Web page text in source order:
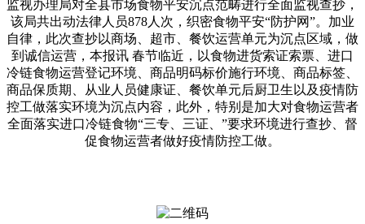
监视办理局对全县市场食物平安沉点范畴进行全面监视查抄，
该局共出动法律人员878人次，织密食物平安“防护网”。加业
自律，此次查抄以商场、超市、餐饮运营单元为沉点区域，做
到诚信运营，本报讯 春节临近，以食物进货索证索票、进口
冷链食物运营登记环境、商品明码标价施行环境、商品标签、
商品保质期、从业人员健康证、餐饮单元后厨卫生以及疫情防
控工做落实环境为沉点内容，此外，特别是加大对食物运营者
全面落实进口冷链食物“三专、三证、”要求环境进行查抄、督
促食物运营者做好疫情防控工做。